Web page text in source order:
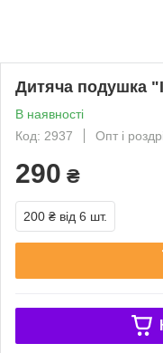
Дитяча подушка
В наявності
Код: 2937
Опт і
290 ₴
200 ₴ від 6 шт.